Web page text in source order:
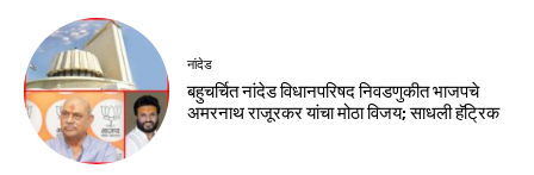
नांदेड
बहुचर्चित नांदेड विधानपरिषद निवडणुकीत भाजपचे
अमरनाथ राजूरकर यांचा मोठा विजय; साधली हॅट्रिक